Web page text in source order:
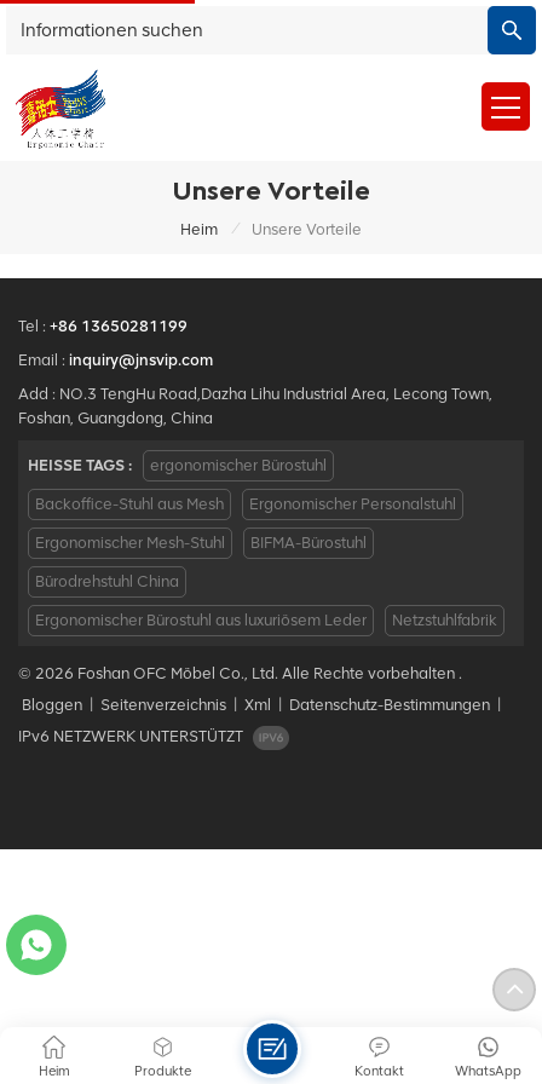
Unsere Vorteile
Heim / Unsere Vorteile
Tel : +86 13650281199
Email : inquiry@jnsvip.com
Add : NO.3 TengHu Road,Dazha Lihu Industrial Area, Lecong Town,
Foshan, Guangdong, China
HEISSE TAGS : ergonomischer Bürostuhl
Backoffice-Stuhl aus Mesh Ergonomischer Personalstuhl
Ergonomischer Mesh-Stuhl BIFMA-Bürostuhl
Bürodrehstuhl China
Ergonomischer Bürostuhl aus luxuriösem Leder Netzstuhlfabrik
© 2026 Foshan OFC Möbel Co., Ltd. Alle Rechte vorbehalten .
Bloggen
Seitenverzeichnis Xml Datenschutz-Bestimmungen
IPv6 NETZWERK UNTERSTÜTZT
Heim Produkte WhatsApp
Kontakt